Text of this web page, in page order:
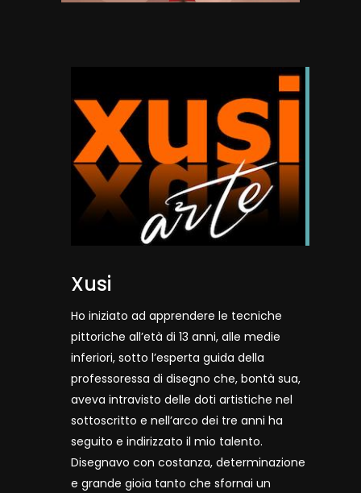
Xusi
Ho iniziato ad apprendere le tecniche
pittoriche all’età di 13 anni, alle medie
inferiori, sotto l’esperta guida della
professoressa di disegno che, bontà sua,
aveva intravisto delle doti artistiche nel
sottoscritto e nell’arco dei tre anni ha
seguito e indirizzato il mio talento.
Disegnavo con costanza, determinazione
e grande gioia tanto che sfornai un